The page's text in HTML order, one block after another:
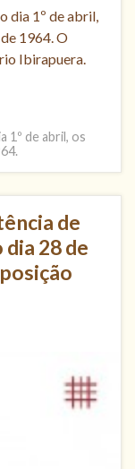
dia 1º de abril,
1964. O
Ibirapuera.
1º de abril, os
de
28 de